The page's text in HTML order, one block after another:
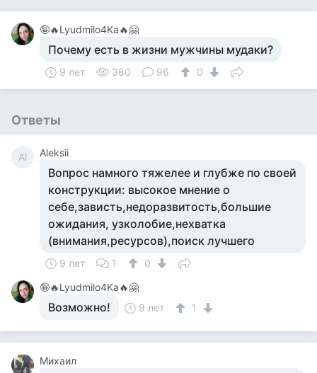
🤪🔥Lyudmilo4Ka🔥🤗
Почему есть в жизни мужчины мудаки?
9 лет 380 96 0
Ответы
Al Aleksii
Вопрос намного тяжелее и глубже по своей
конструкции: высокое мнение о
себе,зависть,недоразвитость,большие
ожидания, узколобие,нехватка
(внимания,ресурсов),поиск лучшего
9 лет 1
0
🤪🔥Lyudmilo4Ka🔥🤗
Возможно! 9 лет 1
Михаил